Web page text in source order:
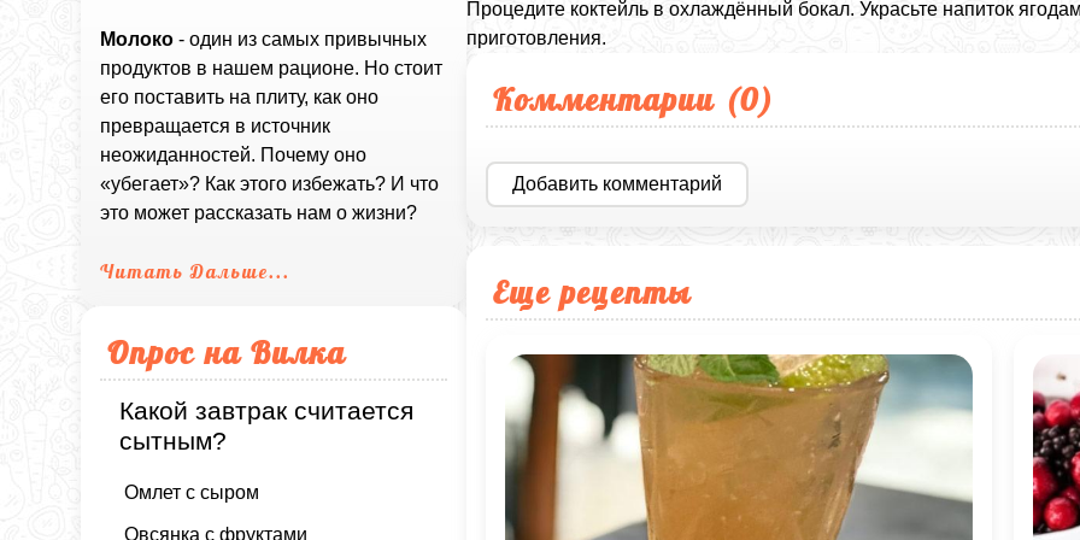
Молоко - один из самых привычных
продуктов в нашем рационе. Но стоит
его поставить на плиту, как оно
превращается в источник
неожиданностей. Почему оно
«убегает»? Как этого избежать? И что
это может рассказать нам о жизни?
Читать Дальше...
Опрос на Вилка
Какой завтрак считается
сытным?
Омлет с сыром
Овсянка с фруктами
Процедите коктейль в охлаждённый бокал. Украсьте напиток
приготовления.
Комментарии (0)
Добавить комментарий
Еще рецепты